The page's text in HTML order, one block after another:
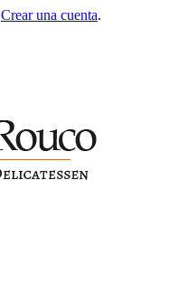
Crear una cuenta.